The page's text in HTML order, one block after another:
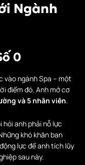
Ngành
0
vào ngành Spa – một
điểm đó. Anh mở cơ
và 5 nhân viên.
hỏi anh phải nỗ lực
khó khăn ban
lực để anh tích lũy
sau này.